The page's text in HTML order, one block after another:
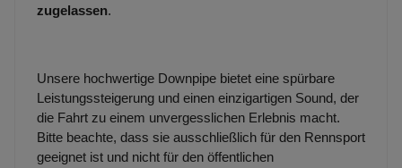
zugelassen.
Unsere hochwertige Downpipe bietet eine spürbare
Leistungssteigerung und einen einzigartigen Sound, der
die Fahrt zu einem unvergesslichen Erlebnis macht.
Bitte beachte, dass sie ausschließlich für den Rennsport
geeignet ist und nicht für den öffentlichen